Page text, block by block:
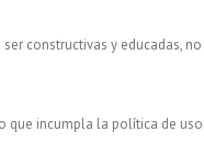
constructivas y educadas, no
que incumpla la política de uso